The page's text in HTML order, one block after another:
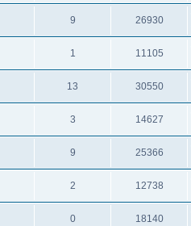
9 26930
1 11105
13 30550
3 14627
9 25366
2 12738
0 18140